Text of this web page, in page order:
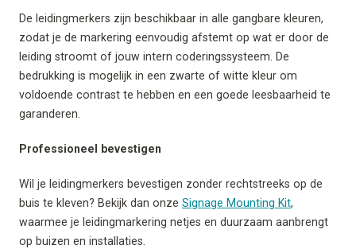
De leidingmerkers zijn beschikbaar in alle gangbare kleuren,
zodat je de markering eenvoudig afstemt op wat er door de
leiding stroomt of jouw intern coderingssysteem. De
bedrukking is mogelijk in een zwarte of witte kleur om
voldoende contrast te hebben en een goede leesbaarheid te
garanderen.
Professioneel bevestigen
Wil je leidingmerkers bevestigen zonder rechtstreeks op de
buis te kleven? Bekijk dan onze Signage Mounting Kit,
waarmee je leidingmarkering netjes en duurzaam aanbrengt
op buizen en installaties.